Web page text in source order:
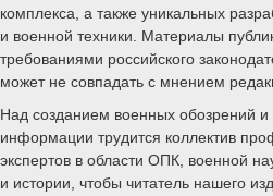
комплекса, а также уникальных
и военной техники. Материалы
требованиями российского
может не совпадать с мнением
Над созданием военных обозрений и
информации трудится коллектив
экспертов в области ОПК, военной
и истории, чтобы читатель нашего